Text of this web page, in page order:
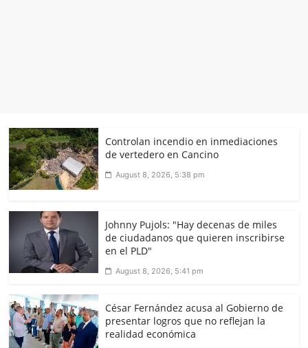
Controlan incendio en inmediaciones
de vertedero en Cancino
August 8, 2026, 5:38 pm
Johnny Pujols: "Hay decenas de miles
de ciudadanos que quieren inscribirse
en el PLD"
August 8, 2026, 5:41 pm
César Fernández acusa al Gobierno de
presentar logros que no reflejan la
realidad económica